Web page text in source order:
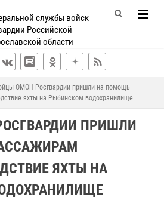
службы войск
Российской
области
ОМОН Росгвардии пришли на помощь
яхты на Рыбинском водохранилище
ПРИШЛИ
ЯХТЫ НА